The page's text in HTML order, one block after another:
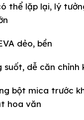
thể lặp lại, lý
dẻo, bền
suốt, dễ căn chỉnh
bột mica trước
hoa văn